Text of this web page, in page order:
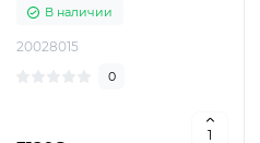
В наличии
20028015
0